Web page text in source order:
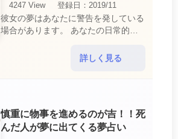
4247 View
登録日：2019/11
彼女の夢はあなたに警告を発している
場合があります。 あなたの日常的な
詳しく見る
慎重に物事を進めるのが吉！！死
んだ人が夢に出てくる夢占い